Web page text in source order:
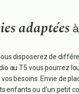
adaptées
disposerez de
au T5 vous pourrez
besoins. Envie de
enfants ou d’un petit